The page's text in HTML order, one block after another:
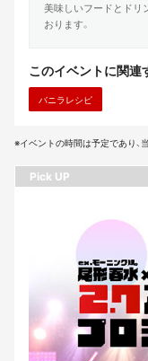
美味しいフードとドリ
おります。
このイベントに関連
バニラレシピ
※イベントの時間は予定であり、
Pick UP